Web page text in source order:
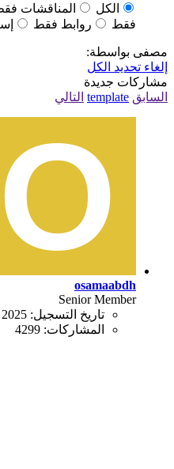
الكل
المناقشات
فقط
روابط فقط
مصفى بواسطة:
إلغاء تحديد الكل
مشاركات جديدة
السابق template التالي
osamaabdh
Senior Member
تاريخ التسجيل:
المشاركات: 4299